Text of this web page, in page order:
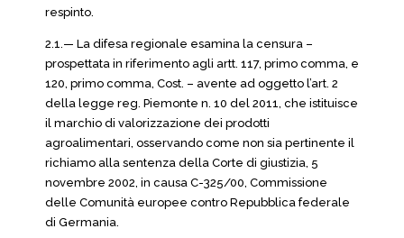
respinto.
2.1.— La difesa regionale esamina la censura –
prospettata in riferimento agli artt. 117, primo comma, e
120, primo comma, Cost. – avente ad oggetto l’art. 2
della legge reg. Piemonte n. 10 del 2011, che istituisce
il marchio di valorizzazione dei prodotti
agroalimentari, osservando come non sia pertinente il
richiamo alla sentenza della Corte di giustizia, 5
novembre 2002, in causa C-325/00, Commissione
delle Comunità europee contro Repubblica federale
di Germania.